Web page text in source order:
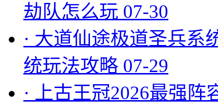
劫队怎么玩 07-30
· 大道仙途极道圣兵系
统玩法攻略 07-29
·
上古王冠2026最强